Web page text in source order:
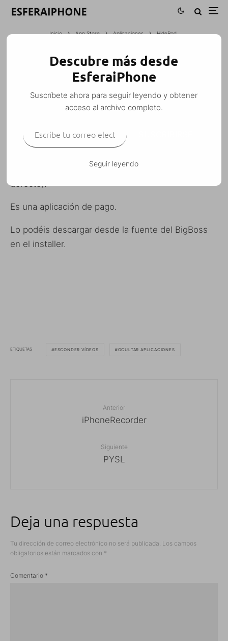
Inicio App Store Aplicaciones HidePod
HIDEPOD
Aplicaciones · 4 abril, 2008 · 1 Minuto de lectura
HidePod es una aplicación que nos permite ocultar
una calculadora con contraseña secreta (.8008. por
defecto).
Es una aplicación de pago.
Lo podéis descargar desde la fuente del BigBoss
en el installer.
ETIQUETAS ESCONDER VÍDEOS OCULTAR APLICACIONES
Anterior
iPhoneRecorder
Siguiente
PYSL
Deja una respuesta
Tu dirección de correo electrónico no será publicada. Los campos
obligatorios están marcados con *
Comentario *
Descubre más desde
EsferaiPhone
Suscríbete ahora para seguir leyendo y obtener
acceso al archivo completo.
Seguir leyendo